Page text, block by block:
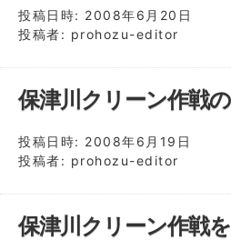
投稿日時: 2008年6月20日
投稿者: prohozu-editor
保津川クリーン作戦
投稿日時: 2008年6月19日
投稿者: prohozu-editor
保津川クリーン作戦